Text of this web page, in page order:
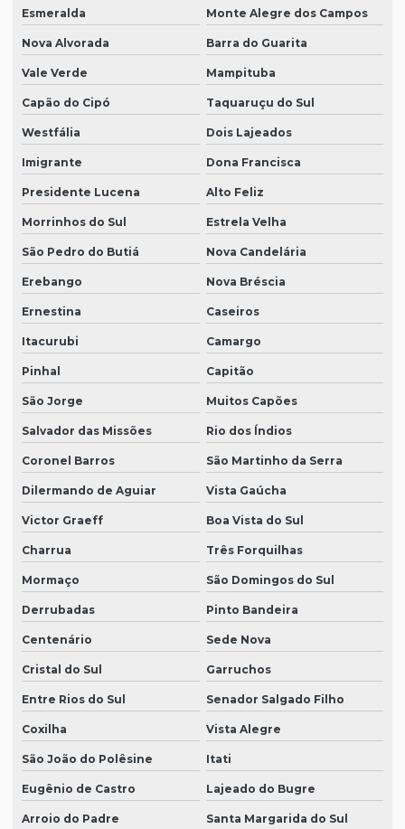
Esmeralda Monte Alegre dos Campos
Nova Alvorada Barra do Guarita
Vale Verde Mampituba
Capão do Cipó Taquaruçu do Sul
Westfália Dois Lajeados
Imigrante Dona Francisca
Presidente Lucena Alto Feliz
Morrinhos do Sul Estrela Velha
São Pedro do Butiá Nova Candelária
Erebango Nova Bréscia
Ernestina Caseiros
Itacurubi Camargo
Pinhal Capitão
São Jorge Muitos Capões
Salvador das Missões Rio dos Índios
Coronel Barros São Martinho da Serra
Dilermando de Aguiar Vista Gaúcha
Victor Graeff Boa Vista do Sul
Charrua Três Forquilhas
Mormaço São Domingos do Sul
Derrubadas Pinto Bandeira
Centenário Sede Nova
Cristal do Sul Garruchos
Entre Rios do Sul Senador Salgado Filho
Coxilha Vista Alegre
São João do Polêsine Itati
Eugênio de Castro Lajeado do Bugre
Arroio do Padre Santa Margarida do Sul